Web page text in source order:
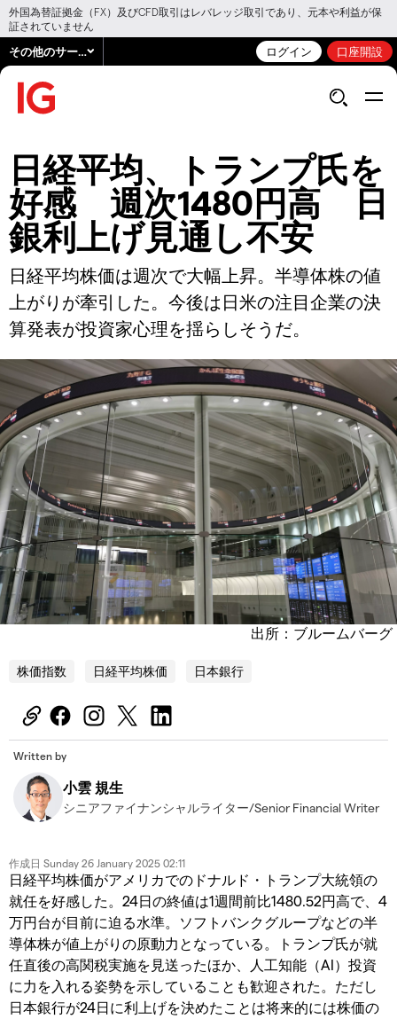
外国為替証拠金（FX）及びCFD取引はレバレッジ取引であり、元本や利益が保
証されていません
その他のサービス ログイン 口座開設
日経平均、トランプ氏を
好感 週次1480円高 日
銀利上げ見通し不安
日経平均株価は週次で大幅上昇。半導体株の値
上がりが牽引した。今後は日米の注目企業の決
算発表が投資家心理を揺らしそうだ。
出所：ブルームバーグ
株価指数 日経平均株価 日本銀行
Written by
小雲 規生
シニアファイナンシャルライター/Senior Financial Writer
作成日 Sunday 26 January 2025 02:11
日経平均株価がアメリカでのドナルド・トランプ大統領の
就任を好感した。24日の終値は1週間前比1480.52円高で、4
万円台が目前に迫る水準。ソフトバンクグループなどの半
導体株が値上がりの原動力となっている。トランプ氏が就
任直後の高関税実施を見送ったほか、人工知能（AI）投資
に力を入れる姿勢を示していることも歓迎された。ただし
日本銀行が24日に利上げを決めたことは将来的には株価の